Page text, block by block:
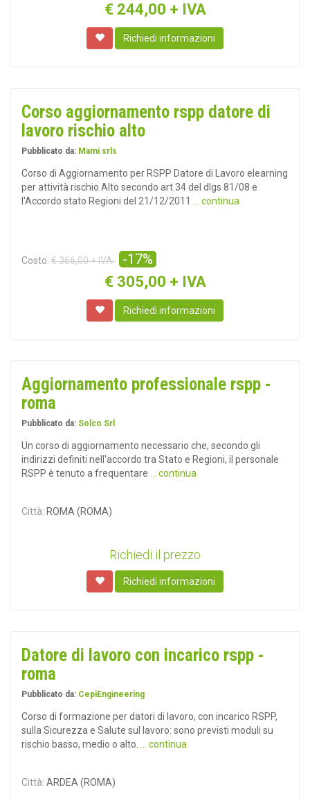
€ 244,00 + IVA
Richiedi informazioni
Corso aggiornamento rspp datore di
lavoro rischio alto
Pubblicato da: Mami srls
Corso di Aggiornamento per RSPP Datore di Lavoro elearning
per attività rischio Alto secondo art.34 del dlgs 81/08 e
l'Accordo stato Regioni del 21/12/2011
... continua
Costo: € 366,00 + IVA -17%
€ 305,00 + IVA
Richiedi informazioni
Aggiornamento professionale rspp -
roma
Pubblicato da: Solco Srl
Un corso di aggiornamento necessario che, secondo gli
indirizzi definiti nell'accordo tra Stato e Regioni, il personale
RSPP è tenuto a frequentare
... continua
Città: ROMA (ROMA)
Richiedi il prezzo
Richiedi informazioni
Datore di lavoro con incarico rspp -
roma
Pubblicato da: CepiEngineering
Corso di formazione per datori di lavoro, con incarico RSPP,
sulla Sicurezza e Salute sul lavoro: sono previsti moduli su
rischio basso, medio o alto.
... continua
Città: ARDEA (ROMA)